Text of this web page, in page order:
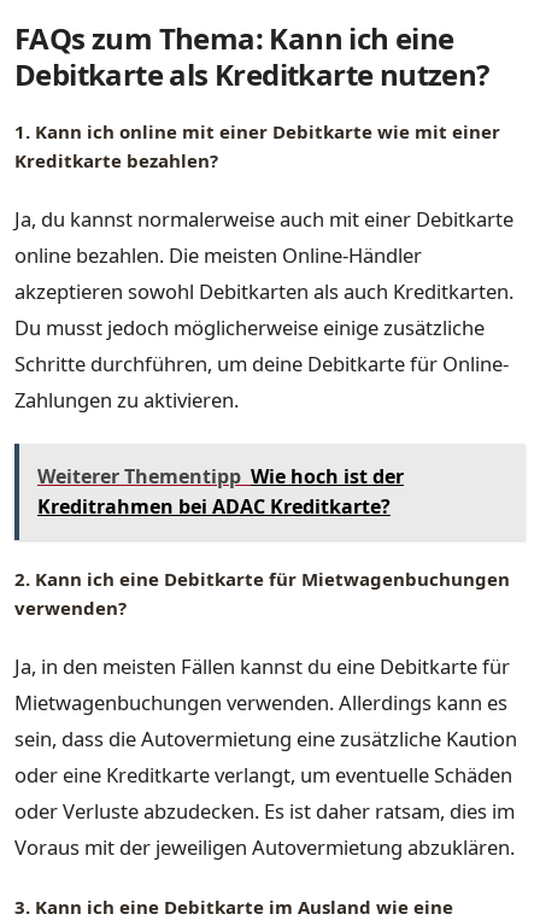
FAQs zum Thema: Kann ich eine
Debitkarte als Kreditkarte nutzen?
1. Kann ich online mit einer Debitkarte wie mit einer
Kreditkarte bezahlen?
Ja, du kannst normalerweise auch mit einer Debitkarte
online bezahlen. Die meisten Online-Händler
akzeptieren sowohl Debitkarten als auch Kreditkarten.
Du musst jedoch möglicherweise einige zusätzliche
Schritte durchführen, um deine Debitkarte für Online-
Zahlungen zu aktivieren.
Weiterer Thementipp Wie hoch ist der
Kreditrahmen bei ADAC Kreditkarte?
2. Kann ich eine Debitkarte für Mietwagenbuchungen
verwenden?
Ja, in den meisten Fällen kannst du eine Debitkarte für
Mietwagenbuchungen verwenden. Allerdings kann es
sein, dass die Autovermietung eine zusätzliche Kaution
oder eine Kreditkarte verlangt, um eventuelle Schäden
oder Verluste abzudecken. Es ist daher ratsam, dies im
Voraus mit der jeweiligen Autovermietung abzuklären.
3. Kann ich eine Debitkarte im Ausland wie eine